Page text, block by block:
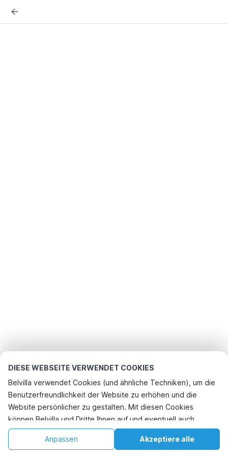
DIESE WEBSEITE VERWENDET COOKIES
Belvilla verwendet Cookies (und ähnliche Techniken), um die
Benutzerfreundlichkeit der Website zu erhöhen und die
Website persönlicher zu gestalten. Mit diesen Cookies
können Belvilla und Dritte Ihnen auf und eventuell auch
außerhalb unserer Website folgen, um Werbung Ihren
Interessen anzupassen und das Teilen von Informationen über
Akzeptiere alle
Anpassen